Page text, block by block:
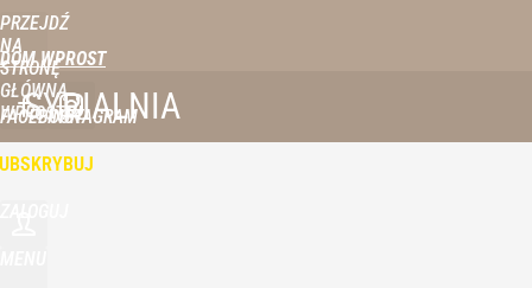
PRZEJDŹ
NA
STRONĘ
GŁÓWNĄ
WPROST.PL
DOM WPROST
FACEBOOKINSTAGRAM
SYPIALNIA